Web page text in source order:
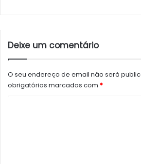
Deixe um comentário
O seu endereço de email não será
obrigatórios marcados com *